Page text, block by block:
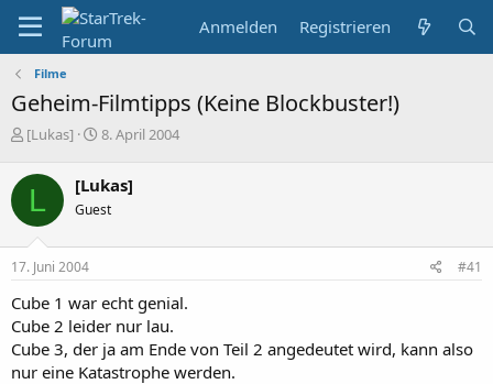
Anmelden Registrieren
Filme
Geheim-Filmtipps (Keine Blockbuster!)
E
s
e
l
l
e
[Lukas]
E
t
e
l
m
8. April 2004
L [Lukas]
Guest
17. Juni 2004 #41
Cube 1 war echt genial.
Cube 2 leider nur lau.
Cube 3, der ja am Ende von Teil 2 angedeutet wird, kann also
nur eine Katastrophe werden.